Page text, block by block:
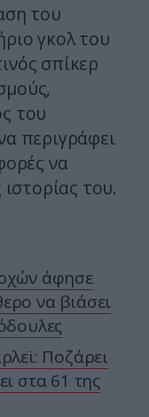
του
γκολ του
σπίκερ
του
περιγράφει
να
ιστορίας του.
άφησε
να βιάσει
Ποζάρει
στα 61 της